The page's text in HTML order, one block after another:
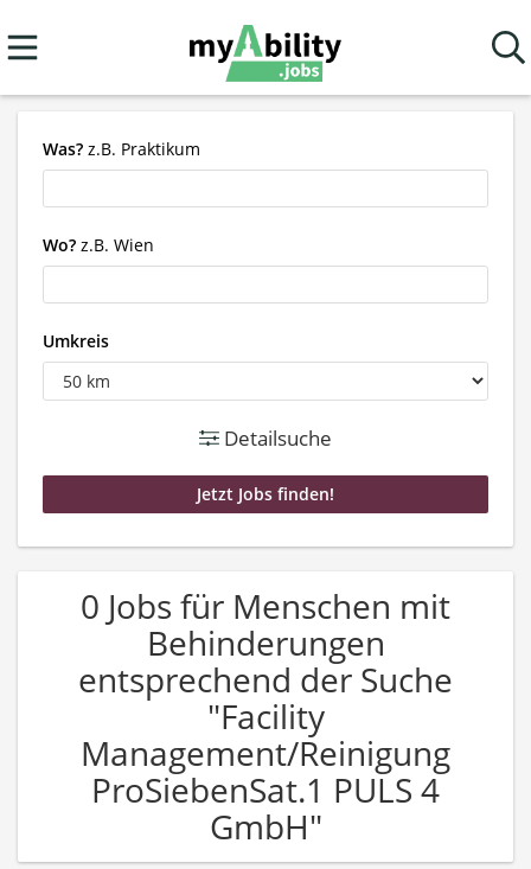
Was? z.B. Praktikum
Wo? z.B. Wien
Umkreis
Detailsuche
0 Jobs für Menschen mit
Behinderungen
entsprechend der Suche
"Facility
Management/Reinigung
ProSiebenSat.1 PULS 4
GmbH"